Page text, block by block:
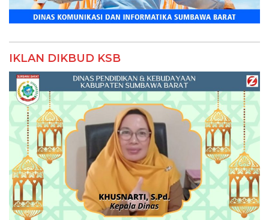
IKLAN DIKBUD KSB